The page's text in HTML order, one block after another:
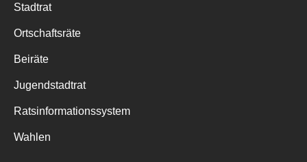
Stadtrat
Ortschaftsräte
Beiräte
Jugendstadtrat
Ratsinformationssystem
Wahlen